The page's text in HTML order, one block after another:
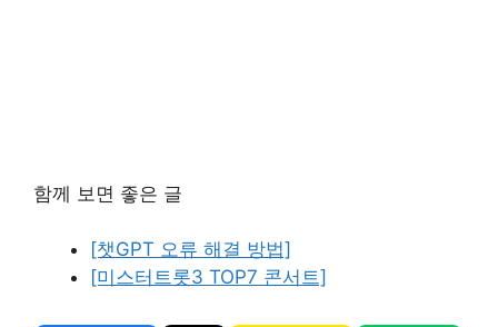
함께 보면 좋은 글
[챗GPT 오류 해결 방법]
[미스터트롯3 TOP7 콘서트]